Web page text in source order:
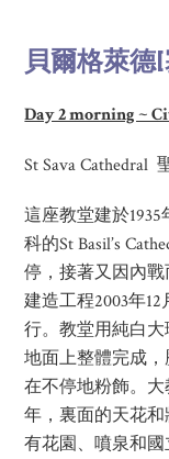
貝爾格萊德
Day 2 morning ~
St Sava Cathedral
這座教堂建於
科的St Basil’s
停，接著又因內
建造工程2003年
行。教堂用純白
地面上整體完成
在不停地粉飾。
年，裏面的天花
有花園、噴泉和國